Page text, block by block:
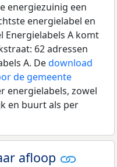
energiezuinig een
energielabel en
Energielabels A komt
62 adressen
A. Dedownload
de gemeente
energielabels, zowel
en buurt als per
afloop